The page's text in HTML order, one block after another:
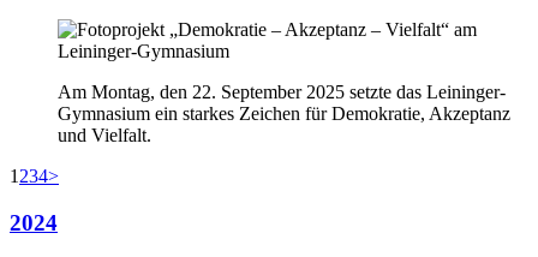
Am Montag, den 22. September 2025 setzte das Leininger-
Gymnasium ein starkes Zeichen für Demokratie, Akzeptanz
und Vielfalt.
1 234>
2024